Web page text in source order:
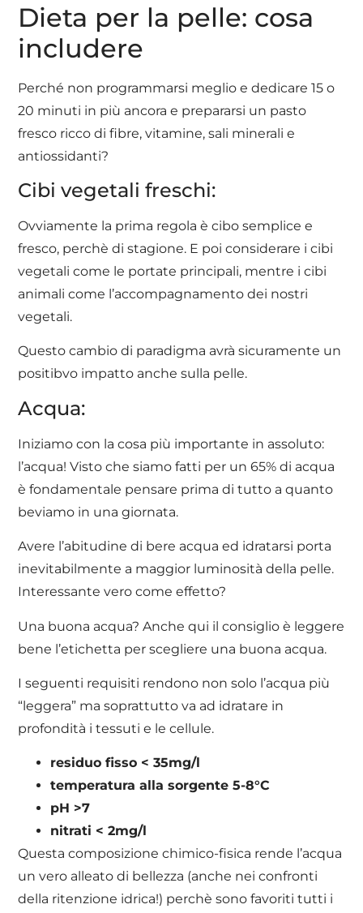
Dieta per la pelle: cosa
includere
Perché non programmarsi meglio e dedicare 15 o
20 minuti in più ancora e prepararsi un pasto
fresco ricco di fibre, vitamine, sali minerali e
antiossidanti?
Cibi vegetali freschi:
Ovviamente la prima regola è cibo semplice e
fresco, perchè di stagione. E poi considerare i cibi
vegetali come le portate principali, mentre i cibi
animali come l’accompagnamento dei nostri
vegetali.
Questo cambio di paradigma avrà sicuramente un
positibvo impatto anche sulla pelle.
Acqua:
Iniziamo con la cosa più importante in assoluto:
l’acqua! Visto che siamo fatti per un 65% di acqua
è fondamentale pensare prima di tutto a quanto
beviamo in una giornata.
Avere l’abitudine di bere acqua ed idratarsi porta
inevitabilmente a maggior luminosità della pelle.
Interessante vero come effetto?
Una buona acqua? Anche qui il consiglio è leggere
bene l’etichetta per scegliere una buona acqua.
I seguenti requisiti rendono non solo l’acqua più
“leggera” ma soprattutto va ad idratare in
profondità i tessuti e le cellule.
residuo fisso < 35mg/l
temperatura alla sorgente 5-8°C
pH >7
nitrati < 2mg/l
Questa composizione chimico-fisica rende l’acqua
un vero alleato di bellezza (anche nei confronti
della ritenzione idrica!) perchè sono favoriti tutti i